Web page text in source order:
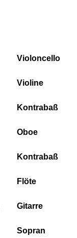
Violoncello
Violine
Kontrabaß
Oboe
Kontrabaß
Flöte
Gitarre
Sopran